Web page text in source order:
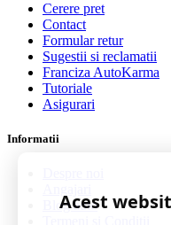
Cerere pret
Contact
Formular retur
Sugestii si reclamatii
Franciza AutoKarma
Tutoriale
Asigurari
Informatii
Blog auto
Acest